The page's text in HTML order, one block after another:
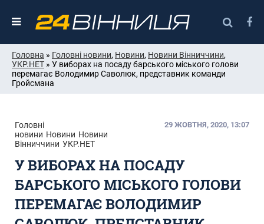
Головна » Головні новини, Новини, Новини Вінниччини,
УКР.НЕТ » У виборах на посаду барського міського голови
перемагає Володимир Саволюк, представник команди
Гройсмана
Головні
новини Новини Новини
Вінниччини УКР.НЕТ
29 ЖОВТНЯ, 2020, 13:07
У ВИБОРАХ НА ПОСАДУ
БАРСЬКОГО МІСЬКОГО ГОЛОВИ
ПЕРЕМАГАЄ ВОЛОДИМИР